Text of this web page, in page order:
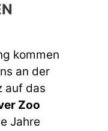
kommen
an der
auf das
Zoo
Jahre